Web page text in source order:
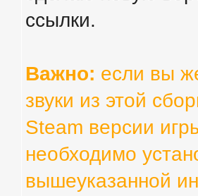
ссылки.
Важно: если вы
звуки из этой
Steam версии
необходимо
вышеуказанной